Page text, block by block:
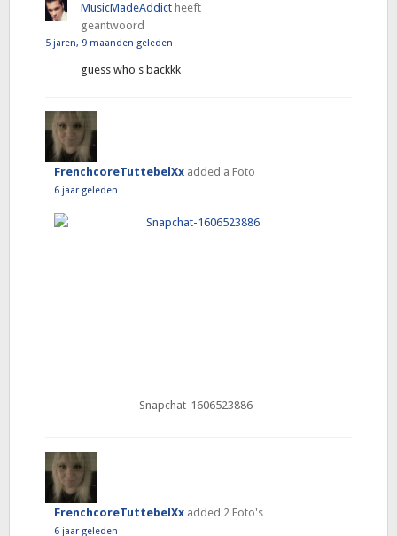
MusicMadeAddict heeft
geantwoord
5 jaren, 9 maanden geleden
guess who s backkk
FrenchcoreTuttebelXx added a Foto
6 jaar geleden
Snapchat-1606523886
FrenchcoreTuttebelXx added 2 Foto's
6 jaar geleden